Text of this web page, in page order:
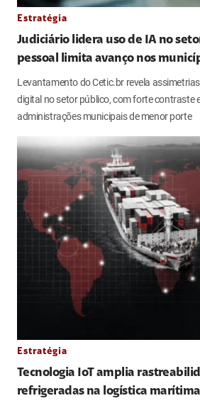
Estratégia
Judiciário lidera uso de IA no
pessoal limita avanço nos
Levantamento do Cetic.br revela
digital no setor público, com forte contraste
administrações municipais de menor porte
Estratégia
Tecnologia IoT amplia
refrigeradas na logística marítima